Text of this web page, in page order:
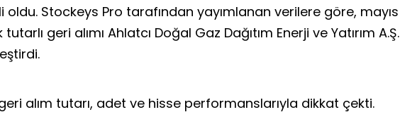
oldu. Stockeys Pro tarafından yayımlanan verilere göre, mayıs
geri alımı Ahlatcı Doğal Gaz Dağıtım Enerji ve Yatırım A.Ş.
alım tutarı, adet ve hisse performanslarıyla dikkat çekti.